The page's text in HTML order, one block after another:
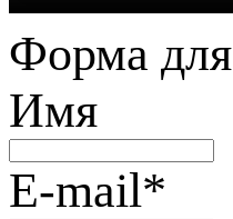
Форма
Имя
E-mail*